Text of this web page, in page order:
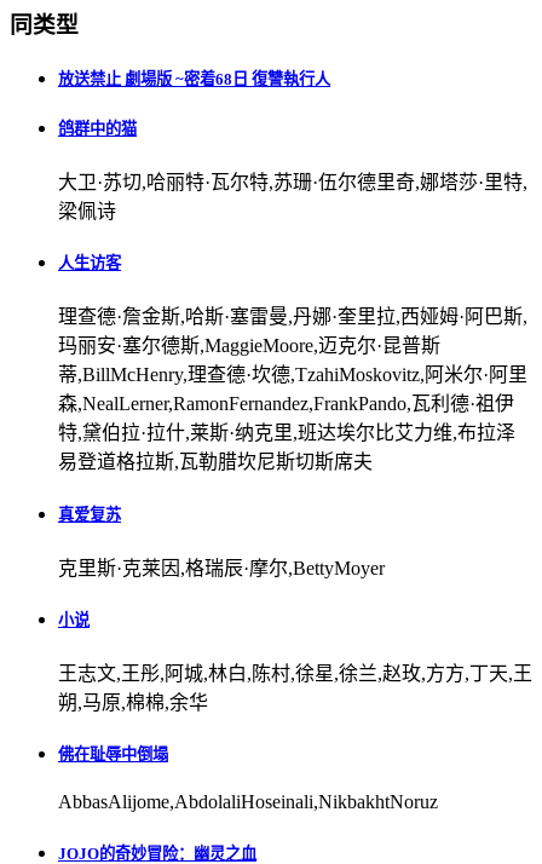
同类型
放送禁止 劇場版 ~密着68日 復讐執行人
鸽群中的猫
大卫·苏切,哈丽特·瓦尔特,苏珊·伍尔德里奇,娜塔莎·里特,
梁佩诗
人生访客
理查德·詹金斯,哈斯·塞雷曼,丹娜·奎里拉,西娅姆·阿巴斯,
玛丽安·塞尔德斯,MaggieMoore,迈克尔·昆普斯
蒂,BillMcHenry,理查德·坎德,TzahiMoskovitz,阿米尔·阿里
森,NealLerner,RamonFernandez,FrankPando,瓦利德·祖伊
特,黛伯拉·拉什,莱斯·纳克里,班达埃尔比艾力维,布拉泽
易登道格拉斯,瓦勒腊坎尼斯切斯席夫
真爱复苏
克里斯·克莱因,格瑞辰·摩尔,BettyMoyer
小说
王志文,王彤,阿城,林白,陈村,徐星,徐兰,赵玫,方方,丁天,王
朔,马原,棉棉,余华
佛在耻辱中倒塌
AbbasAlijome,AbdolaliHoseinali,NikbakhtNoruz
JOJO的奇妙冒险：幽灵之血